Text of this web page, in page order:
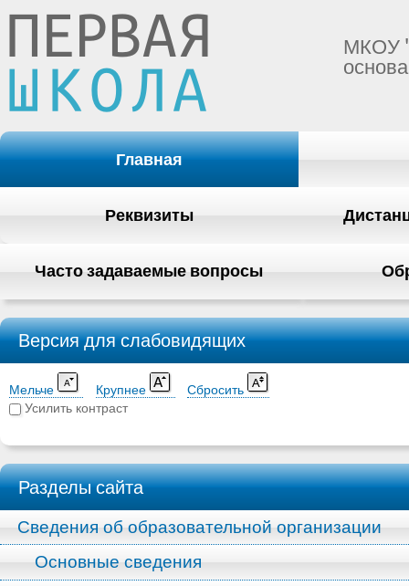
МКОУ
Главная
Реквизиты
Часто задаваемые вопросы
Версия для слабовидящих
Мельче Крупнее
Сбросить
Усилить контраст
Разделы сайта
Сведения об образовательной организации
Основные сведения